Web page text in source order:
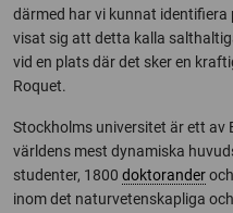
därmed har vi kunnat
visat sig att detta kalla
vid en plats där det sker en
Roquet.
Stockholms universitet är ett av
världens mest dynamiska
studenter, 1800 doktorander
inom det naturvetenskapliga